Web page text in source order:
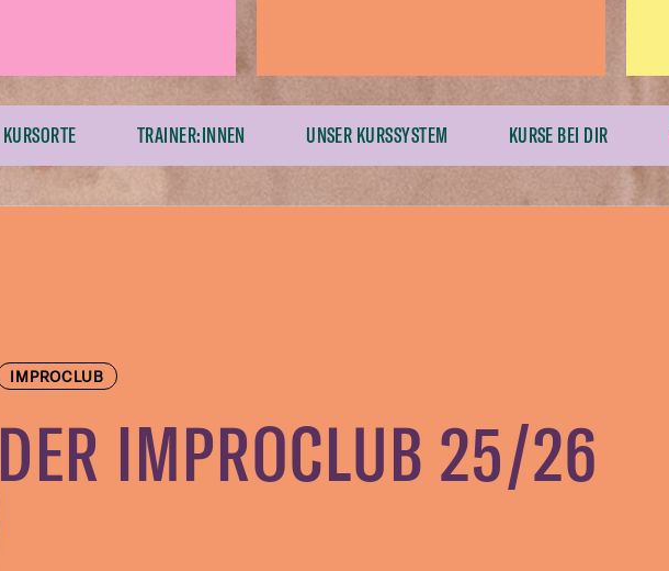
KURSORTE TRAINER:INNEN UNSER KURSSYSTEM KURSE BEI DIR
IMPROCLUB
DER IMPROCLUB 25/26